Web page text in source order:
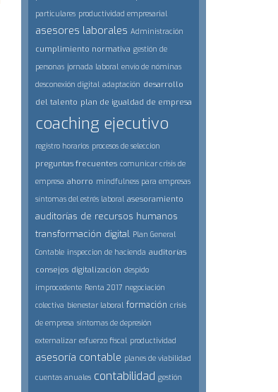
particulares productividad empresarial
asesores laborales Administración
cumplimiento normativa gestión de
personas jornada laboral envío de nóminas
desconexión digital adaptación desarrollo
del talento plan de igualdad de empresa
coaching ejecutivo
registro horarios procesos de seleccion
preguntas frecuentes comunicar crisis de
empresa ahorro mindfulness para empresas
síntomas del estrés laboral asesoramiento
auditorías de recursos humanos
transformación digital Plan General
Contable inspeccion de hacienda auditorías
consejos digitalización despido
improcedente Renta 2017 negociación
colectiva bienestar laboral formación crisis
de empresa síntomas de depresión
externalizar esfuerzo fiscal productividad
asesoría contable planes de viabilidad
cuentas anuales contabilidad gestión